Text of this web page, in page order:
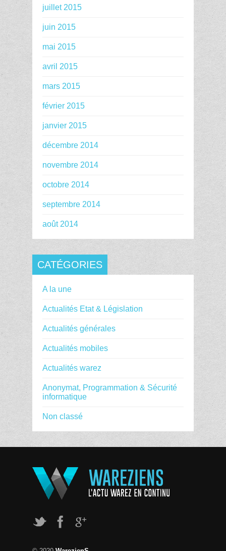
juillet 2015
juin 2015
mai 2015
avril 2015
mars 2015
février 2015
janvier 2015
décembre 2014
novembre 2014
octobre 2014
septembre 2014
août 2014
CATÉGORIES
A la une
Actualités Etat & Législation
Actualités générales
Actualités mobiles
Actualités warez
Anonymat, Programmation & Sécurité
informatique
Non classé